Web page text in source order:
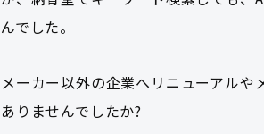
んでした。
メーカー以外の企業へリニューアル
ありませんでしたか?